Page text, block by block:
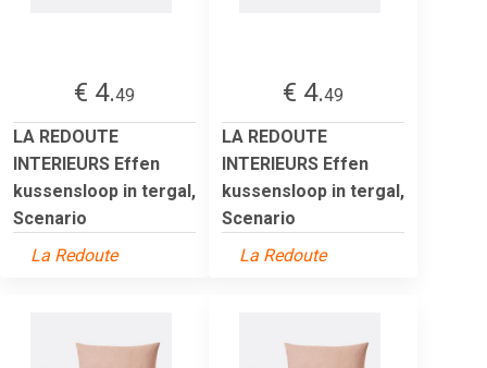
€ 4.49
LA REDOUTE
INTERIEURS Effen
kussensloop in tergal,
Scenario
La Redoute
€ 4.49
LA REDOUTE
INTERIEURS Effen
kussensloop in tergal,
Scenario
La Redoute